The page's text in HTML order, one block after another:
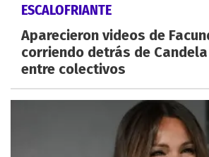
ESCALOFRIANTE
Aparecieron videos de
corriendo detrás de
entre colectivos